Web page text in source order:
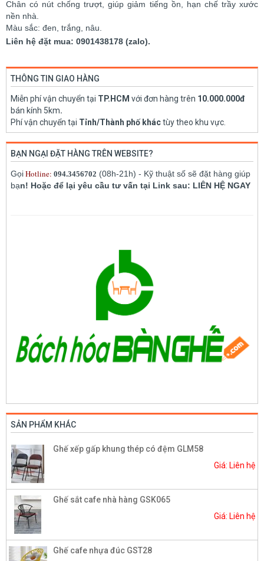
Chân có nút chống trượt, giúp giảm tiếng ồn, hạn chế trầy xước
nền nhà.
Màu sắc: đen, trắng, nâu.
Liên hệ đặt mua: 0901438178 (zalo).
THÔNG TIN GIAO HÀNG
Miễn phí vận chuyển tại TP.HCM với đơn hàng trên 10.000.000đ
bán kính 5km.
Phí vận chuyển tại Tỉnh/Thành phố kháctùy theo khu vực.
BẠN NGẠI ĐẶT HÀNG TRÊN WEBSITE?
GọiHotline: 094.3456702 (08h-21h) - Kỹ thuật số sẽ đặt hàng giúp
bạn! Hoặc để lại yêu cầu tư vấn tại Link sau: LIÊN HỆ NGAY
SẢN PHẨM KHÁC
Ghế xếp gấp khung thép có đệm GLM58
Giá: Liên hệ
Ghế sắt cafe nhà hàng GSK065
Giá: Liên hệ
Ghế cafe nhựa đúc GST28